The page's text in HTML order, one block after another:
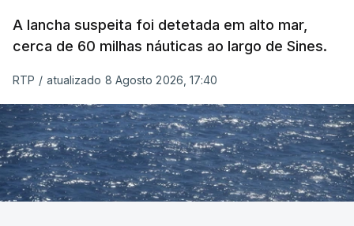
A lancha suspeita foi detetada em alto mar,
cerca de 60 milhas náuticas ao largo de Sines.
RTP / atualizado 8 Agosto 2026, 17:40